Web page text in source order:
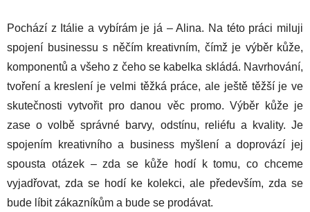
Pochází z Itálie a vybírám je já – Alina. Na této práci miluji
spojení businessu s něčím kreativním, čímž je výběr kůže,
komponentů a všeho z čeho se kabelka skládá. Navrhování,
tvoření a kreslení je velmi těžká práce, ale ještě těžší je ve
skutečnosti vytvořit pro danou věc promo. Výběr kůže je
zase o volbě správné barvy, odstínu, reliéfu a kvality. Je
spojením kreativního a business myšlení a doprovází jej
spousta otázek – zda se kůže hodí k tomu, co chceme
vyjadřovat, zda se hodí ke kolekci, ale především, zda se
bude líbit zákazníkům a bude se prodávat.